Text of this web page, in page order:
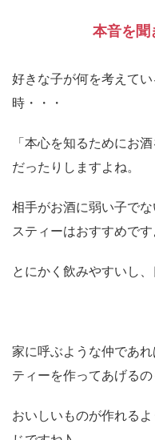
本音を
好きな子が何を考えて
時・・・
「本心を知るためにお
だったりしますよね。
相手がお酒に弱い子で
スティーはおすすめです
とにかく飲みやすいし
家に呼ぶような仲であ
ティーを作ってあげるの
おいしいものが作れる